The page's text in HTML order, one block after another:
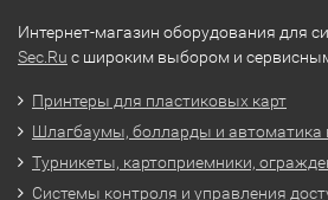
Интернет-магазин оборудования для
Sec.Ru с широким выбором и
Принтеры для пластиковых карт
Шлагбаумы, болларды и автоматика
Турникеты, картоприемники,
Системы контроля и управления